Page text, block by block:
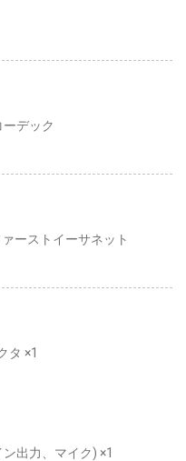
デック
ーストイーサネット
タ ×1
出力、マイク) ×1